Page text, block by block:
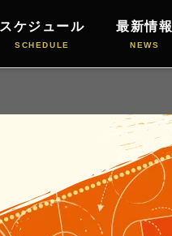
スケジュール
SCHEDULE
最新情報
NEWS